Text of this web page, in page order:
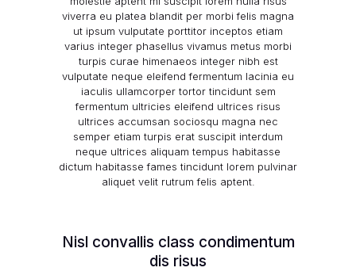
viverra eu platea blandit per morbi felis magna
ut ipsum vulputate porttitor inceptos etiam
varius integer phasellus vivamus metus morbi
turpis curae himenaeos integer nibh est
vulputate neque eleifend fermentum lacinia eu
iaculis ullamcorper tortor tincidunt sem
fermentum ultricies eleifend ultrices risus
ultrices accumsan sociosqu magna nec
semper etiam turpis erat suscipit interdum
neque ultrices aliquam tempus habitasse
dictum habitasse fames tincidunt lorem pulvinar
aliquet velit rutrum felis aptent.
Nisl convallis class condimentum
dis risus